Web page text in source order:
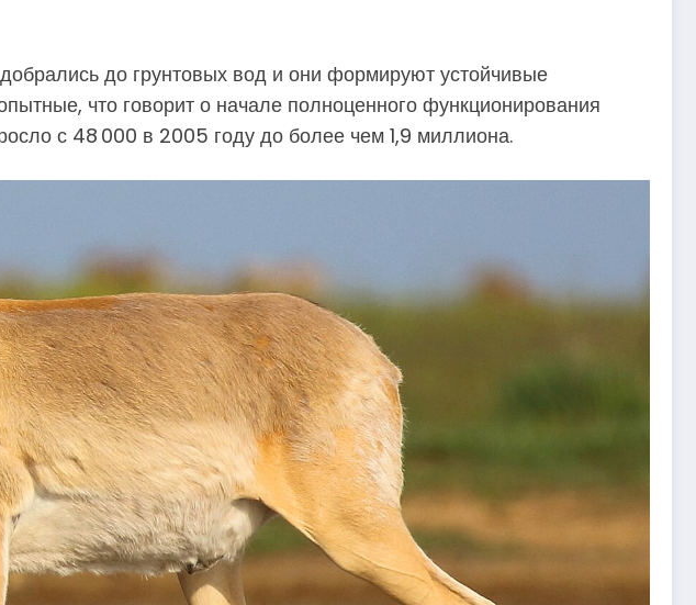
до грунтовых вод и они формируют устойчивые
что говорит о начале полноценного функционирования
с 48 000 в 2005 году до более чем 1,9 миллиона.